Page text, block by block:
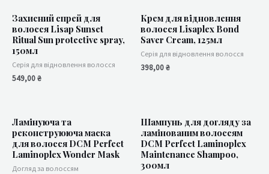
Захисний спрей для
волосся Lisap Sunset
Ritual Sun protective spray,
150мл
Серія для відновлення волосся
549,00₴
Крем для відновлення
волосся Lisaplex Bond
Saver Cream, 125мл
Серія для відновлення волосся
398,00₴
Ламінуюча та
реконструююча маска
для волосся DCM Perfect
Laminoplex Wonder Mask
Догляд за волоссям
Шампунь для догляду за
ламінованим волоссям
DCM Perfect Laminoplex
Maintenance Shampoo,
300мл